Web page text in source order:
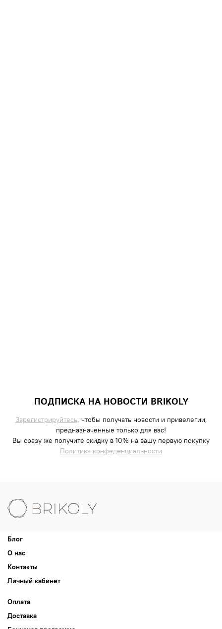
ПОДПИСКА НА НОВОСТИ BRIKOLY
Зарегистрируйтесь, чтобы получать новости и привелегии,
предназначенные только для вас!
Вы сразу же получите скидку в 10% на вашу первую покупку
Политика конфеденциальности
Блог
О нас
Контакты
Личный кабинет
Оплата
Доставка